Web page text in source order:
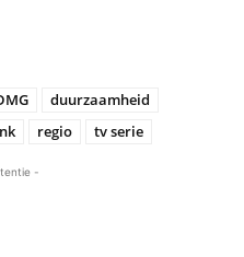
duurzaamheid
regio tv serie
-